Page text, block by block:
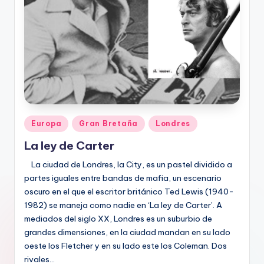
Publicado
en
Europa Gran Bretaña Londres
La ley de Carter
La ciudad de Londres, la City, es un pastel dividido a
partes iguales entre bandas de mafia, un escenario
oscuro en el que el escritor británico Ted Lewis (1940-
1982) se maneja como nadie en ‘La ley de Carter’. A
mediados del siglo XX, Londres es un suburbio de
grandes dimensiones, en la ciudad mandan en su lado
oeste los Fletcher y en su lado este los Coleman. Dos
rivales…